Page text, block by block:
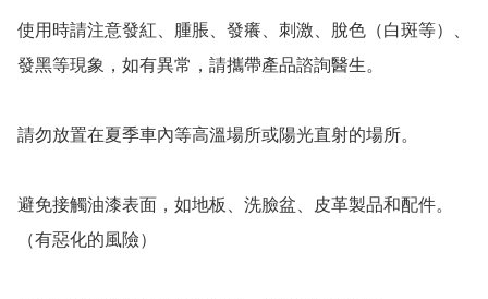
使用時請注意發紅、腫脹、發癢、刺激、脫色（白斑等）、
發黑等現象，如有異常，請攜帶產品諮詢醫生。
請勿放置在夏季車內等高溫場所或陽光直射的場所。
避免接觸油漆表面，如地板、洗臉盆、皮革製品和配件。
（有惡化的風險）